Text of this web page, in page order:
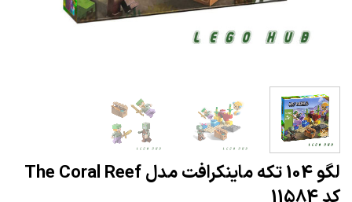
لگو 104 تکه ماینکرافت مدل The Coral Reef